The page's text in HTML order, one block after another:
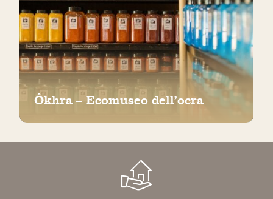
Ôkhra – Ecomuseo dell’ocra